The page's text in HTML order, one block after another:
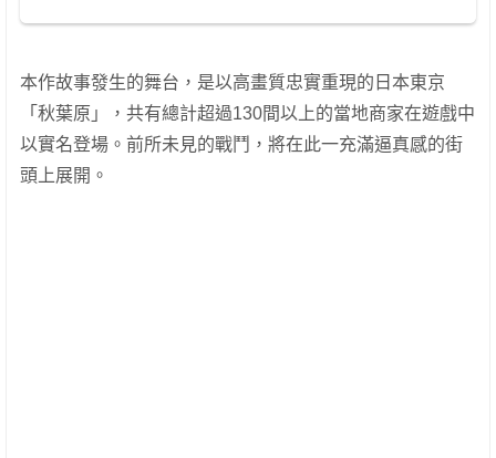
本作故事發生的舞台，是以高畫質忠實重現的日本東京
「秋葉原」，共有總計超過130間以上的當地商家在遊戲中
以實名登場。前所未見的戰鬥，將在此一充滿逼真感的街
頭上展開。